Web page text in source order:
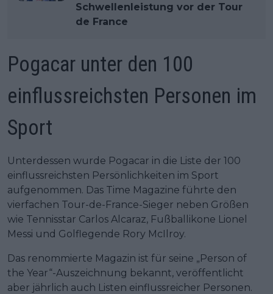
Schwellenleistung vor der Tour
de France
Pogacar unter den 100
einflussreichsten Personen im
Sport
Unterdessen wurde Pogacar in die Liste der 100
einflussreichsten Persönlichkeiten im Sport
aufgenommen. Das Time Magazine führte den
vierfachen Tour-de-France-Sieger neben Größen
wie Tennisstar Carlos Alcaraz, Fußballikone Lionel
Messi und Golflegende Rory McIlroy.
Das renommierte Magazin ist für seine „Person of
the Year“-Auszeichnung bekannt, veröffentlicht
aber jährlich auch Listen einflussreicher Personen.